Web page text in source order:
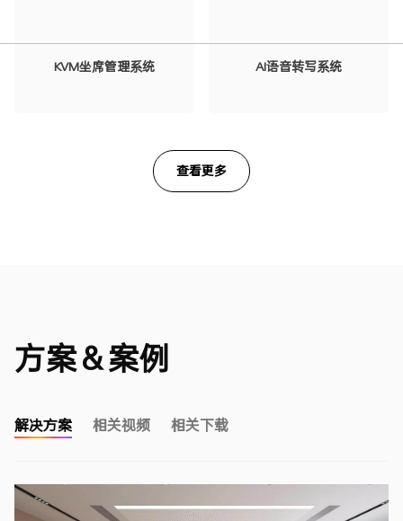
KVM坐席管理系统 AI语音转写系统
查看更多
方案＆案例
解决方案 相关视频 相关下载